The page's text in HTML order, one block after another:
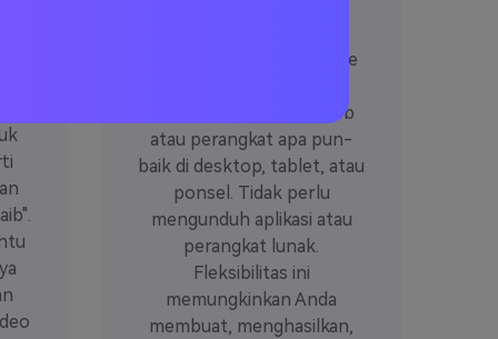
Media.io adalah alat online
diakses dari browser web
atau perangkat apa pun-
baik di desktop, tablet, atau
ponsel. Tidak perlu
mengunduh aplikasi atau
perangkat lunak.
Fleksibilitas ini
memungkinkan Anda
membuat, menghasilkan,